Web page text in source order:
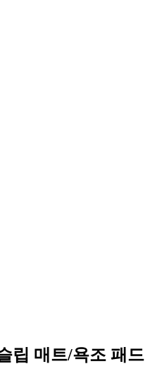
립 매트/욕조 패드